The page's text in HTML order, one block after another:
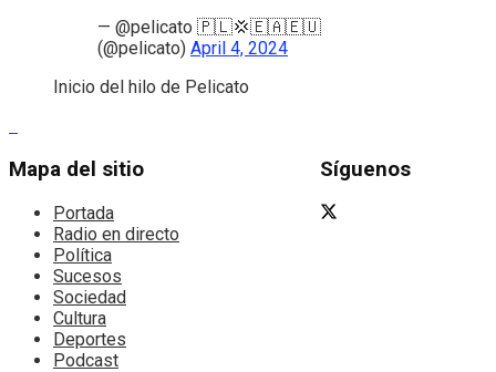
— @pelicato 🇵🇱💢🇪🇦🇪🇺
(@pelicato) April 4, 2024
Inicio del hilo de Pelicato
Mapa del sitio
Portada
Radio en directo
Política
Sucesos
Sociedad
Cultura
Deportes
Podcast
Síguenos